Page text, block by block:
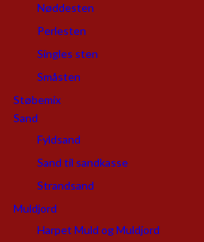
Nøddesten
Perlesten
Singles sten
Småsten
Støbemix
Sand
Fyldsand
Sand til sandkasse
Strandsand
Muldjord
Harpet Muld og Muldjord